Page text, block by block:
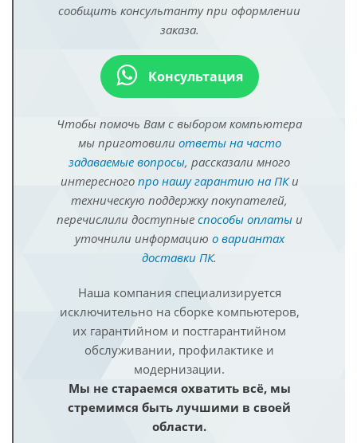
сообщить консультанту при оформлении
заказа.
Консультация
Чтобы помочь Вам с выбором компьютера
мы приготовили ответы на часто
задаваемые вопросы, рассказали много
интересного про нашу гарантию на ПКи
техническую поддержку покупателей,
перечислили доступные способы оплатыи
уточнили информацию о вариантах
доставки ПК.
Наша компания специализируется
исключительно на сборке компьютеров,
их гарантийном и постгарантийном
обслуживании, профилактике и
модернизации.
Мы не стараемся охватить всё, мы
стремимся быть лучшими в своей
области.